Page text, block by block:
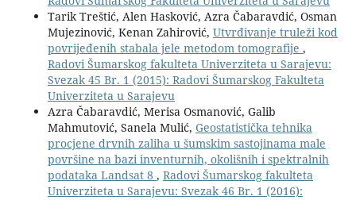
Tarik Treštić, Alen Hasković, Azra Čabaravdić, Osman
Mujezinović, Kenan Zahirović, Utvrđivanje truleži kod
povrijeđenih stabala jele metodom tomografije ,
Radovi Šumarskog fakulteta Univerziteta u Sarajevu:
Svezak 45 Br. 1 (2015): Radovi Šumarskog Fakulteta
Univerziteta u Sarajevu
Azra Čabaravdić, Merisa Osmanović, Galib
Mahmutović, Sanela Mulić, Geostatistička tehnika
procjene drvnih zaliha u šumskim sastojinama male
površine na bazi inventurnih, okolišnih i spektralnih
podataka Landsat 8 , Radovi Šumarskog fakulteta
Univerziteta u Sarajevu: Svezak 46 Br. 1 (2016):